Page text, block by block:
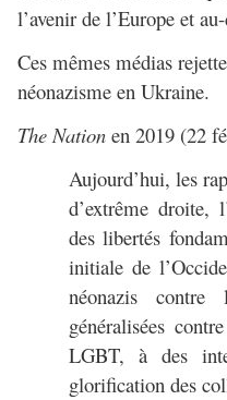
l’avenir de l’Europe et
Ces mêmes médias
néonazisme en Ukraine.
The Nation en 2019 (22
Aujourd’hui, les
d’extrême droite,
des libertés
initiale de
néonazis
généralisées
LGBT, à des
glorification des